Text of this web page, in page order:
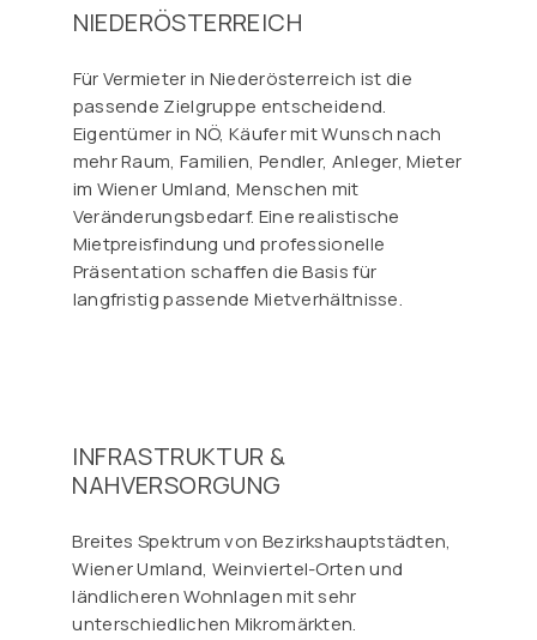
NIEDERÖSTERREICH
Für Vermieter in Niederösterreich ist die
passende Zielgruppe entscheidend.
Eigentümer in NÖ, Käufer mit Wunsch nach
mehr Raum, Familien, Pendler, Anleger, Mieter
im Wiener Umland, Menschen mit
Veränderungsbedarf. Eine realistische
Mietpreisfindung und professionelle
Präsentation schaffen die Basis für
langfristig passende Mietverhältnisse.
INFRASTRUKTUR &
NAHVERSORGUNG
Breites Spektrum von Bezirkshauptstädten,
Wiener Umland, Weinviertel-Orten und
ländlicheren Wohnlagen mit sehr
unterschiedlichen Mikromärkten.